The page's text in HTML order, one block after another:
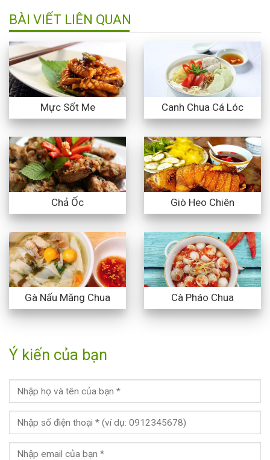
BÀI VIẾT LIÊN QUAN
Mực Sốt Me Canh Chua Cá Lóc
Chả Ốc Giò Heo Chiên
Gà Nấu Măng Chua Cà Pháo Chua
Ý kiến của bạn